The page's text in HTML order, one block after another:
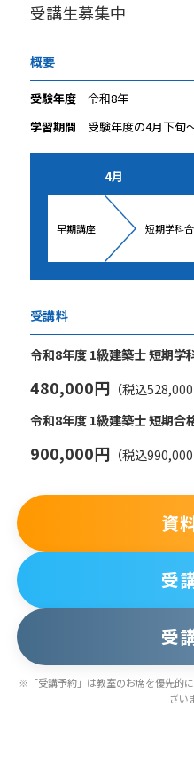
受講生募集中
概要
受験年度
令和8年
学習期間
受験年度の4月下旬
4月
早期講座 短期学科
受講料
令和8年度 1級建築士 短期学
480,000円 （税込528,000
令和8年度 1級建築士 短期合
900,000円 （税込990,000
資
受
受
※「受講予約」は教室のお席を優先的
ざい